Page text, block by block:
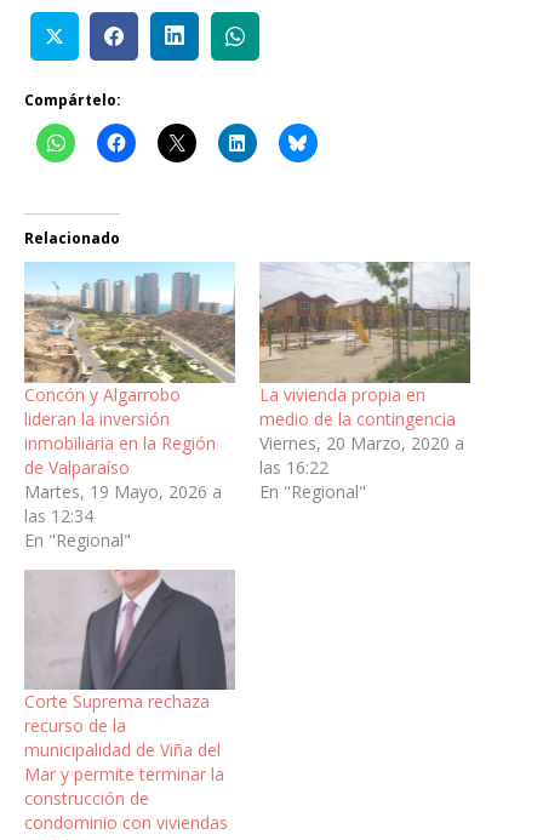
Compártelo:
Relacionado
Concón y Algarrobo
lideran la inversión
inmobiliaria en la Región
de Valparaíso
Martes, 19 Mayo, 2026 a
las 12:34
En "Regional"
La vivienda propia en
medio de la contingencia
Viernes, 20 Marzo, 2020 a
las 16:22
En "Regional"
Corte Suprema rechaza
recurso de la
municipalidad de Viña del
Mar y permite terminar la
construcción de
condominio con viviendas